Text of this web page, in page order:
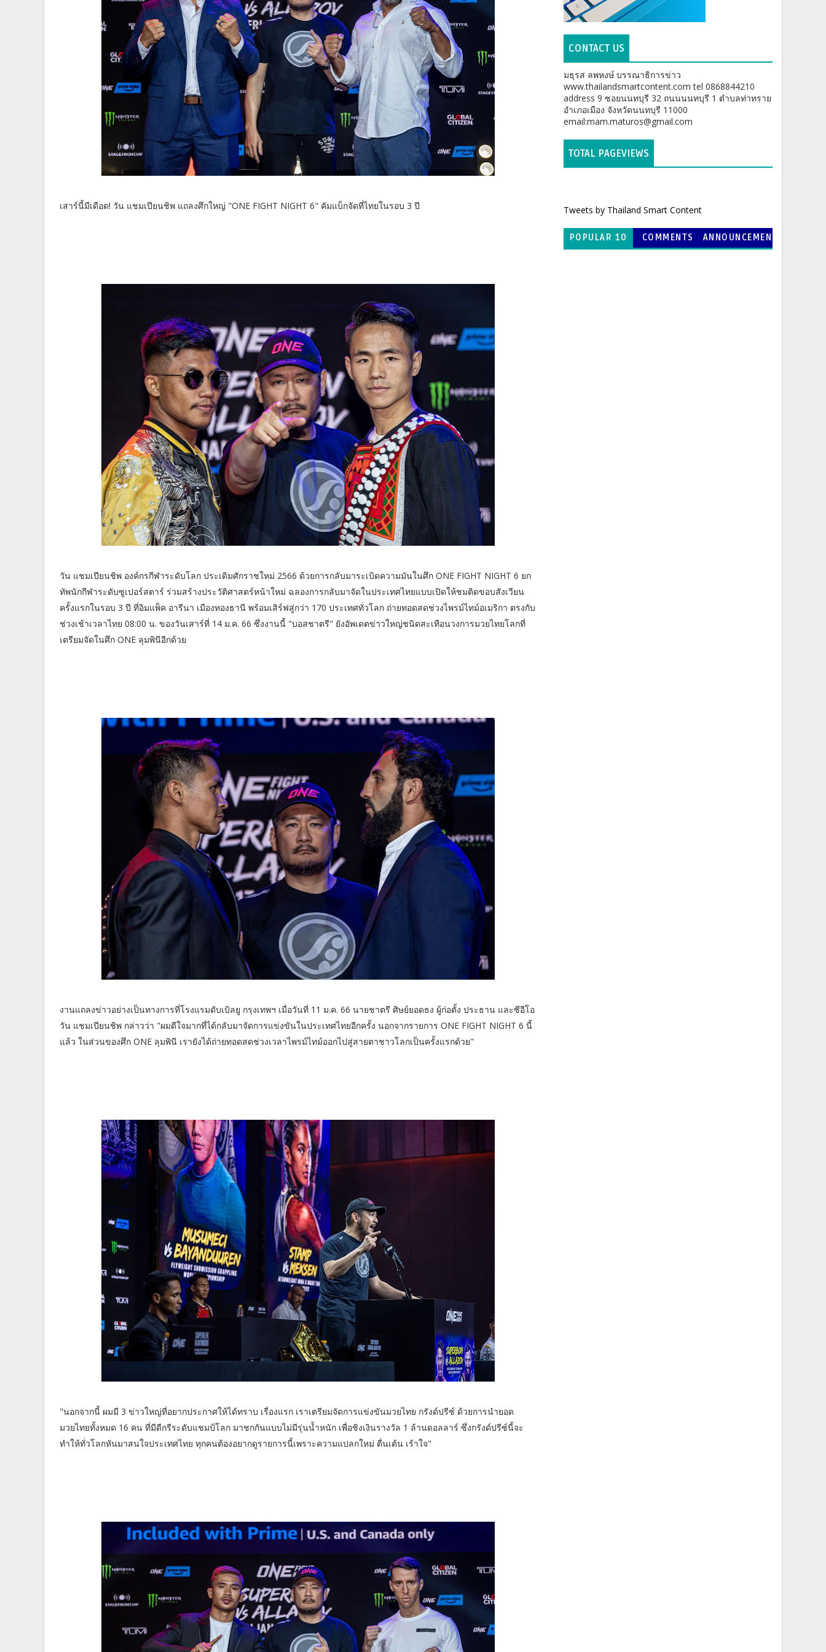
เสาร์นี้มีเดือด! วัน แชมเปียนชิพ แถลงศึกใหญ่ "ONE FIGHT NIGHT 6" คัมแบ็กจัดที่ไทยในรอบ 3 ปี
วัน แชมเปียนชิพ องค์กรกีฬาระดับโลก ประเดิมศักราชใหม่ 2566 ด้วยการกลับมาระเบิดความมันในศึก ONE FIGHT NIGHT 6 ยก
ทัพนักกีฬาระดับซูเปอร์สตาร์ ร่วมสร้างประวัติศาสตร์หน้าใหม่ ฉลองการกลับมาจัดในประเทศไทยแบบเปิดให้ชมติดขอบสังเวียน
ครั้งแรกในรอบ 3 ปี ที่อิมแพ็ค อารีนา เมืองทองธานี พร้อมเสิร์ฟสู่กว่า 170 ประเทศทั่วโลก ถ่ายทอดสดช่วงไพรม์ไทม์อเมริกา ตรงกับ
ช่วงเช้าเวลาไทย 08:00 น. ของวันเสาร์ที่ 14 ม.ค. 66 ซึ่งงานนี้ "บอสชาตรี" ยังอัพเดตข่าวใหญ่ชนิดสะเทือนวงการมวยไทยโลกที่
เตรียมจัดในศึก ONE ลุมพินีอีกด้วย
งานแถลงข่าวอย่างเป็นทางการที่โรงแรมดับเบิลยู กรุงเทพฯ เมื่อวันที่ 11 ม.ค. 66 นายชาตรี ศิษย์ยอดธง ผู้ก่อตั้ง ประธาน และซีอีโอ
วัน แชมเปียนชิพ กล่าวว่า "ผมดีใจมากที่ได้กลับมาจัดการแข่งขันในประเทศไทยอีกครั้ง นอกจากรายการ ONE FIGHT NIGHT 6 นี้
แล้ว ในส่วนของศึก ONE ลุมพินี เรายังได้ถ่ายทอดสดช่วงเวลาไพรม์ไทม์ออกไปสู่สายตาชาวโลกเป็นครั้งแรกด้วย"
"นอกจากนี้ ผมมี 3 ข่าวใหญ่ที่อยากประกาศให้ได้ทราบ เรื่องแรก เราเตรียมจัดการแข่งขันมวยไทย กรังด์ปรีซ์ ด้วยการนำยอด
มวยไทยทั้งหมด 16 คน ที่มีดีกรีระดับแชมป์โลก มาชกกันแบบไม่มีรุ่นน้ำหนัก เพื่อชิงเงินรางวัล 1 ล้านดอลลาร์ ซึ่งกรังด์ปรีซ์นี้จะ
ทำให้ทั่วโลกหันมาสนใจประเทศไทย ทุกคนต้องอยากดูรายการนี้เพราะความแปลกใหม่ ตื่นเต้น เร้าใจ"
CONTACT US
มธุรส ลพหงษ์ บรรณาธิการข่าว
www.thailandsmartcontent.com tel 0868844210
address 9 ซอยนนทบุรี 32 ถนนนนทบุรี 1 ตำบลท่าทราย
อำเภอเมือง จังหวัดนนทบุรี 11000
email:mam.maturos@gmail.com
TOTAL PAGEVIEWS
Tweets by Thailand Smart Content
POPULAR 10 COMMENTS
ANNOUNCEMEN